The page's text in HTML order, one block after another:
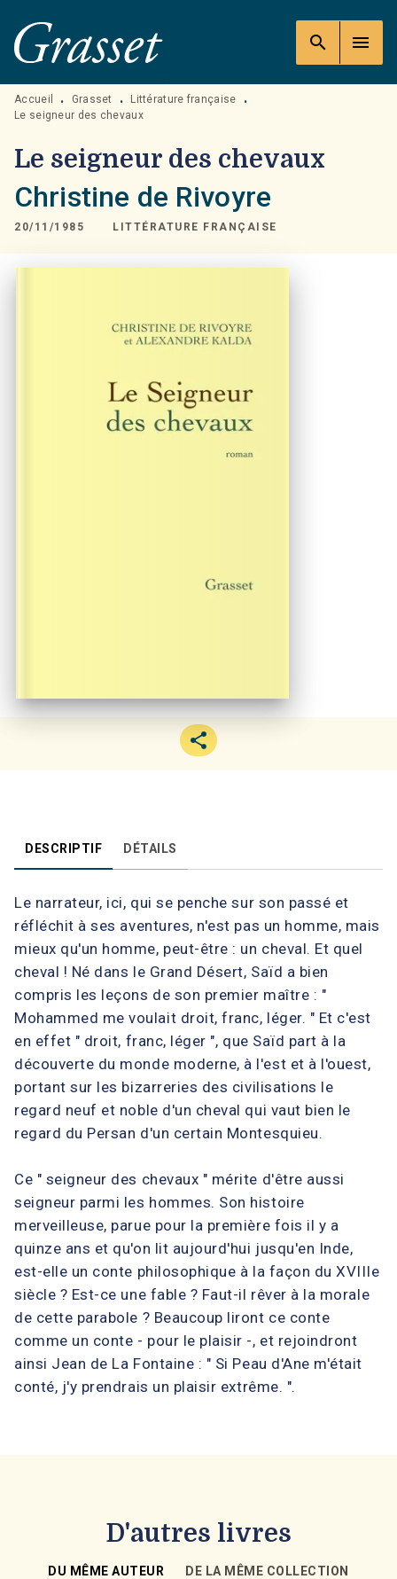
MENU RECHERCHE
PIED DE PAGE
search menu
Accueil • Grasset • Littérature française
•
Le seigneur des chevaux
Le seigneur des chevaux
Christine de Rivoyre
20/11/1985 LITTÉRATURE FRANÇAISE
DESCRIPTIF DÉTAILS
Le narrateur, ici, qui se penche sur son passé et
réfléchit à ses aventures, n'est pas un homme, mais
mieux qu'un homme, peut-être : un cheval. Et quel
cheval ! Né dans le Grand Désert, Saïd a bien
compris les leçons de son premier maître : "
Mohammed me voulait droit, franc, léger. " Et c'est
en effet " droit, franc, léger ", que Saïd part à la
découverte du monde moderne, à l'est et à l'ouest,
portant sur les bizarreries des civilisations le
regard neuf et noble d'un cheval qui vaut bien le
regard du Persan d'un certain Montesquieu.
Ce " seigneur des chevaux " mérite d'être aussi
seigneur parmi les hommes. Son histoire
merveilleuse, parue pour la première fois il y a
quinze ans et qu'on lit aujourd'hui jusqu'en Inde,
est-elle un conte philosophique à la façon du XVIIIe
siècle ? Est-ce une fable ? Faut-il rêver à la morale
de cette parabole ? Beaucoup liront ce conte
comme un conte - pour le plaisir -, et rejoindront
ainsi Jean de La Fontaine : " Si Peau d'Ane m'était
conté, j'y prendrais un plaisir extrême. ".
D'autres livres
DU MÊME AUTEUR DE LA MÊME COLLECTION